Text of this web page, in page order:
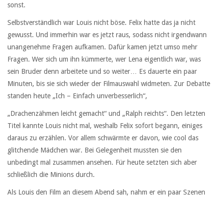
sonst.
Selbstverständlich war Louis nicht böse. Felix hatte das ja nicht
gewusst. Und immerhin war es jetzt raus, sodass nicht irgendwann
unangenehme Fragen aufkamen. Dafür kamen jetzt umso mehr
Fragen. Wer sich um ihn kümmerte, wer Lena eigentlich war, was
sein Bruder denn arbeitete und so weiter… Es dauerte ein paar
Minuten, bis sie sich wieder der Filmauswahl widmeten. Zur Debatte
standen heute „Ich – Einfach unverbesserlich“,
„Drachenzähmen leicht gemacht“ und „Ralph reichts“. Den letzten
Titel kannte Louis nicht mal, weshalb Felix sofort begann, einiges
daraus zu erzählen. Vor allem schwärmte er davon, wie cool das
glitchende Mädchen war. Bei Gelegenheit mussten sie den
unbedingt mal zusammen ansehen. Für heute setzten sich aber
schließlich die Minions durch.
Als Louis den Film an diesem Abend sah, nahm er ein paar Szenen